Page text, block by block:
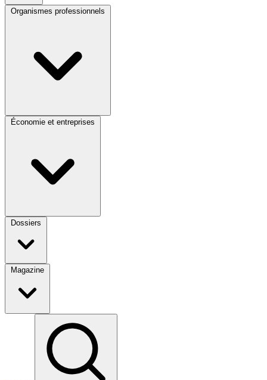
Organismes professionnels
Économie et entreprises
Dossiers
Magazine